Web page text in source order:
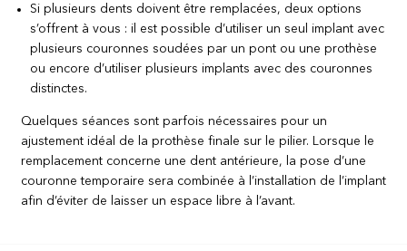
Si plusieurs dents doivent être remplacées, deux options
s’offrent à vous : il est possible d’utiliser un seul implant avec
plusieurs couronnes soudées par un pont ou une prothèse
ou encore d’utiliser plusieurs implants avec des couronnes
distinctes.
Quelques séances sont parfois nécessaires pour un
ajustement idéal de la prothèse finale sur le pilier. Lorsque le
remplacement concerne une dent antérieure, la pose d’une
couronne temporaire sera combinée à l’installation de l’implant
afin d’éviter de laisser un espace libre à l’avant.